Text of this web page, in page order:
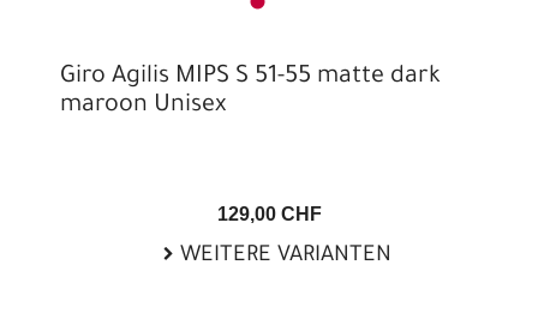
Giro Agilis MIPS S 51-55 matte dark
maroon Unisex
129,00 CHF
WEITERE VARIANTEN